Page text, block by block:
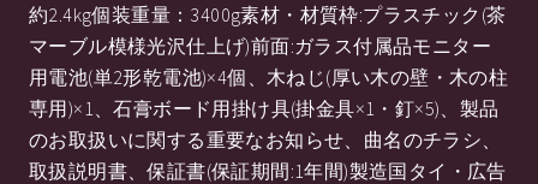
約2.4kg個装重量：3400g素材・材質枠:プラスチック(茶
マーブル模様光沢仕上げ)前面:ガラス付属品モニター
用電池(単2形乾電池)×4個、木ねじ(厚い木の壁・木の柱
専用)×1、石膏ボード用掛け具(掛金具×1・釘×5)、製品
のお取扱いに関する重要なお知らせ、曲名のチラシ、
取扱説明書、保証書(保証期間:1年間)製造国タイ・広告